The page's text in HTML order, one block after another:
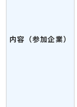
内容（参加企業）